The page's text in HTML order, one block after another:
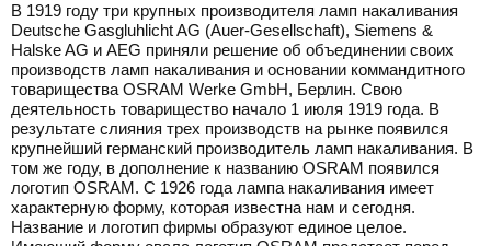
В 1919 году три крупных производителя ламп накаливания
Deutsche Gasgluhlicht AG (Auer-Gesellschaft), Siemens &
Halske AG и AEG приняли решение об объединении своих
производств ламп накаливания и основании коммандитного
товарищества OSRAM Werke GmbH, Берлин. Свою
деятельность товарищество начало 1 июля 1919 года. В
результате слияния трех производств на рынке появился
крупнейший германский производитель ламп накаливания. В
том же году, в дополнение к названию OSRAM появился
логотип OSRAM. С 1926 года лампа накаливания имеет
характерную форму, которая известна нам и сегодня.
Название и логотип фирмы образуют единое целое.